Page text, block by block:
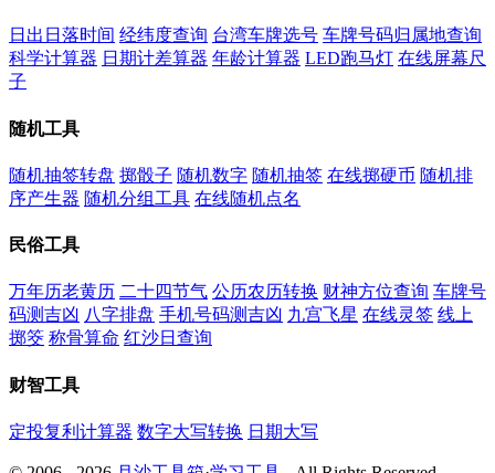
日出日落时间 经纬度查询 台湾车牌选号 车牌号码归属地查询
科学计算器 日期计差算器 年龄计算器 LED跑马灯 在线屏幕尺
子
随机工具
随机抽签转盘 掷骰子 随机数字 随机抽签 在线掷硬币 随机排
序产生器 随机分组工具 在线随机点名
民俗工具
万年历老黄历 二十四节气 公历农历转换 财神方位查询 车牌号
码测吉凶 八字排盘 手机号码测吉凶 九宫飞星 在线灵签 线上
掷筊 称骨算命 红沙日查询
财智工具
定投复利计算器 数字大写转换 日期大写